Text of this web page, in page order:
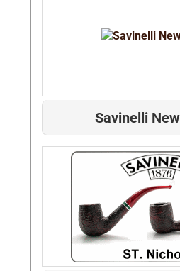
Savinelli